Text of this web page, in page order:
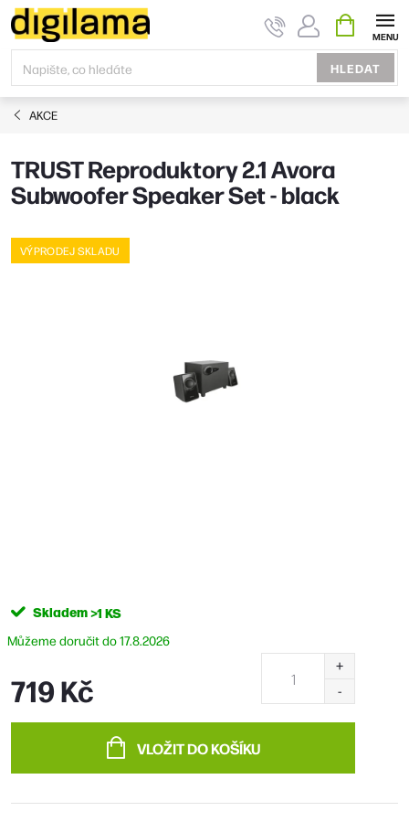
Přejít
na
obsah
HLEDAT
KOŠÍK
AKCE
TRUST Reproduktory 2.1 Avora
Subwoofer Speaker Set - black
VÝPRODEJ SKLADU
Skladem>1 KS
17.8.2026
719 Kč
VLOŽIT DO KOŠÍKU